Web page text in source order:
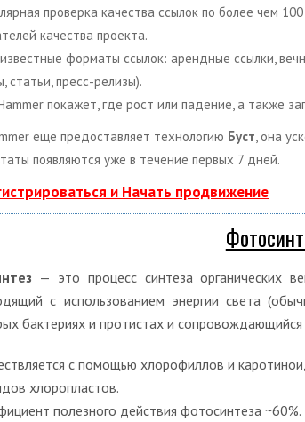
проверка качества ссылок по более чем
качества проекта.
форматы ссылок: арендные ссылки,
статьи, пресс-релизы).
покажет, где рост или падение, а также
еще предоставляет технологию Буст , она
появляются уже в течение первых 7 дней.
и Начать продвижение
— это процесс синтеза органических
с использованием энергии света
бактериях и протистах и
с помощью хлорофиллов и
хлоропластов.
полезного действия фотосинтеза ~60%.